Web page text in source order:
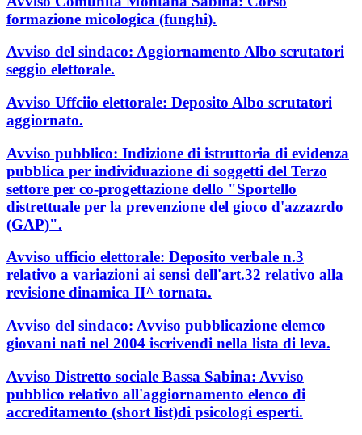
formazione micologica (funghi).
Avviso del sindaco: Aggiornamento Albo scrutatori
seggio elettorale.
Avviso Uffciio elettorale: Deposito Albo scrutatori
aggiornato.
Avviso pubblico: Indizione di istruttoria di evidenza
pubblica per individuazione di soggetti del Terzo
settore per co-progettazione dello "Sportello
distrettuale per la prevenzione del gioco d'azzazrdo
(GAP)".
Avviso ufficio elettorale: Deposito verbale n.3
relativo a variazioni ai sensi dell'art.32 relativo alla
revisione dinamica II^ tornata.
Avviso del sindaco: Avviso pubblicazione elemco
giovani nati nel 2004 iscrivendi nella lista di leva.
Avviso Distretto sociale Bassa Sabina: Avviso
pubblico relativo all'aggiornamento elenco di
accreditamento (short list)di psicologi esperti.